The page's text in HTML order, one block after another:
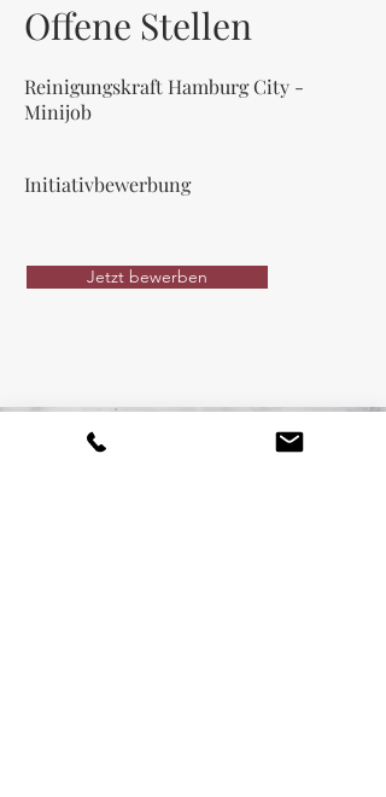
Offene Stellen
Reinigungskraft Hamburg City -
Minijob
Initiativbewerbung
Jetzt bewerben